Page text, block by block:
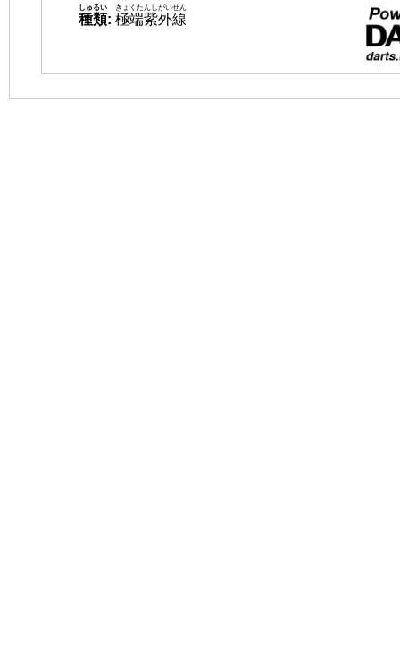
種類
しゅるい
: 極端紫外線
きょくたんしがいせん